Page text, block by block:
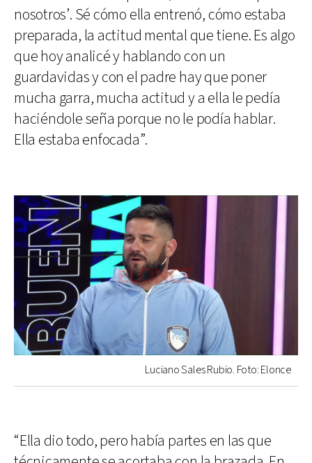
nosotros’. Sé cómo ella entrenó, cómo estaba
preparada, la actitud mental que tiene. Es algo
que hoy analicé y hablando con un
guardavidas y con el padre hay que poner
mucha garra, mucha actitud y a ella le pedía
haciéndole seña porque no le podía hablar.
Ella estaba enfocada”.
Luciano Sales Rubio. Foto: Elonce
“Ella dio todo, pero había partes en las que